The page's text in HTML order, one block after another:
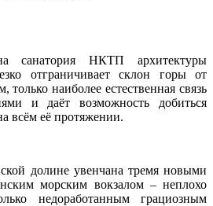
санатория НКТП архитектуры
отграничивает склон горы от
наиболее естественная связь
и даёт возможность добиться
всём её протяжении.
долине увенчана тремя новыми
морским вокзалом – неплохо
недоработанным грациозным